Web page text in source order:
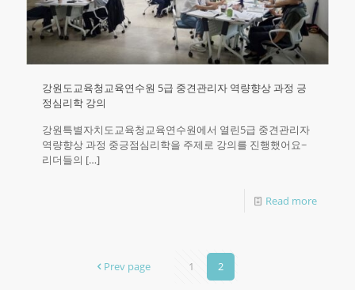
강원도교육청교육연수원 5급 중견관리자 역량향상 과정 긍
정심리학 강의
강원특별자치도교육청교육연수원에서 열린5급 중견관리자
역량향상 과정 중긍점심리학을 주제로 강의를 진행했어요~
리더들의 […]
Read more
Prev page 1 2